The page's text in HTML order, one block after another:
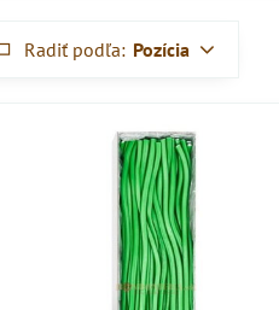
Radiť podľa: Pozícia